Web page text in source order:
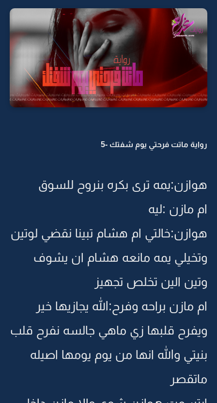
رواية ماتت فرحتي يوم شفتك -5
هوازن:يمه ترى بكره بنروح للسوق
ام مازن :ليه
هوازن:خالتي ام هشام تبينا نقضي لوتين
وتخيلي يمه مانعه هشام ان يشوف
وتين الين تخلص تجهيز
ام مازن براحه وفرح:الله يجازيها خير
ويفرح قلبها زي ماهي جالسه نفرح قلب
بنيتي والله انها من يوم يومها اصيله
ماتقصر